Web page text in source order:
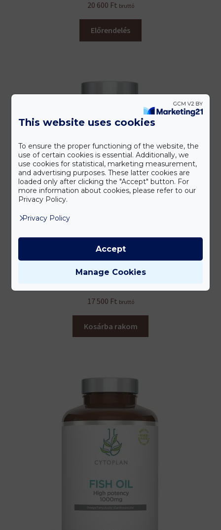
20 600 Ft bruttó
Előrendelés
17 500 Ft bruttó
Kosárba rakom
This website uses cookies
To ensure the proper functioning of the website, the
use of certain cookies is essential. Additionally, we
use cookies for statistical, marketing measurement,
and advertising purposes. These latter cookies are
loaded only after clicking the "Accept" button. For
more information about cookies, please refer to our
Privacy Policy.
Privacy Policy
Manage Cookies
Accept